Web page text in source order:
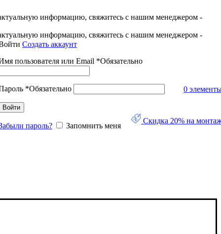
информацию, свяжитесь с нашим менеджером -
информацию, свяжитесь с нашим менеджером -
Создать аккаунт
пользователя или Email *Обязательно
*Обязательно
Войти
пароль? Запомнить меня
0
Скидка 20% на